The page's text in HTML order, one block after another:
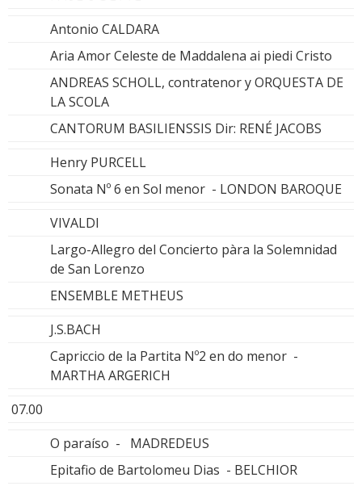
Antonio CALDARA
Aria Amor Celeste de Maddalena ai piedi Cristo
ANDREAS SCHOLL, contratenor y ORQUESTA DE
LA SCOLA
CANTORUM BASILIENSSIS Dir: RENÉ JACOBS
Henry PURCELL
Sonata Nº 6 en Sol menor - LONDON BAROQUE
VIVALDI
Largo-Allegro del Concierto pàra la Solemnidad
de San Lorenzo
ENSEMBLE METHEUS
J.S.BACH
Capriccio de la Partita Nº2 en do menor -
MARTHA ARGERICH
07.00
O paraíso - MADREDEUS
Epitafio de Bartolomeu Dias - BELCHIOR